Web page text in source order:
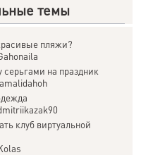
темы
пляжи?
серьгами на праздник
клуб виртуальной